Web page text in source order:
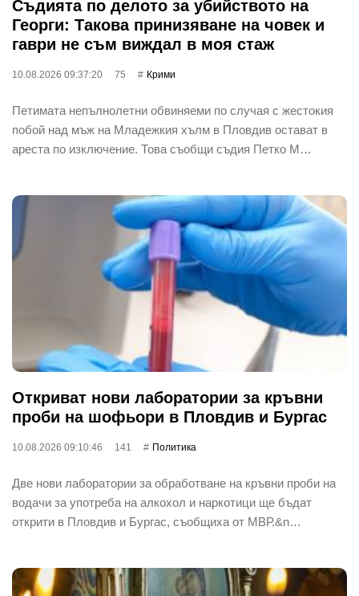
Съдията по делото за убийството на
Георги: Такова принизяване на човек и
гаври не съм виждал в моя стаж
10.08.2026 09:37:20 75 Крими
Петимата непълнолетни обвиняеми по случая с жестокия
побой над мъж на Младежкия хълм в Пловдив остават в
ареста по изключение. Това съобщи съдия Петко М…
Откриват нови лаборатории за кръвни
проби на шофьори в Пловдив и Бургас
10.08.2026 09:10:46 141 Политика
Две нови лаборатории за обработване на кръвни проби на
водачи за употреба на алкохол и наркотици ще бъдат
открити в Пловдив и Бургас, съобщиха от МВР.&n…